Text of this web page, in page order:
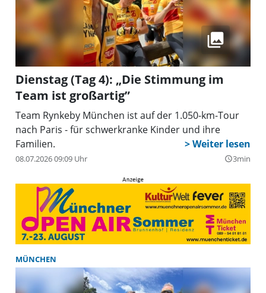
Dienstag (Tag 4): „Die Stimmung im
Team ist großartig”
Team Rynkeby München ist auf der 1.050-km-Tour
nach Paris - für schwerkranke Kinder und ihre
Familien.
08.07.2026 09:09 Uhr query_builder3min
MÜNCHEN